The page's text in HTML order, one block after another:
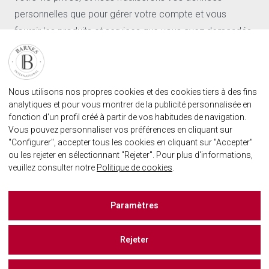
personnelles que pour gérer votre compte et vous
fournir les produits et services que vous avez demandés.
J'accepte de recevoir d'autres communications de la part
de Barnes International.
En cliquant sur « Envoyer », vous acceptez que Barnes
International puisse enregistrer et traiter les données
personnelles fournies ci-dessus afin de vous fournir le
contenu demandé.
Demande d'estimation
Contact
FAQ
AGENECE IMMOBILIÈRE BARNES MARBELLA
marbella@barnes-international.com
+34 614 25 01 89
Nous utilisons nos propres cookies et des cookies tiers à des fins
analytiques et pour vous montrer de la publicité personnalisée en
fonction d'un profil créé à partir de vos habitudes de navigation.
Vous pouvez personnaliser vos préférences en cliquant sur
"Configurer", accepter tous les cookies en cliquant sur "Accepter"
ou les rejeter en sélectionnant "Rejeter". Pour plus d'informations,
veuillez consulter notre Politique de cookies
Paramètres
Rejeter